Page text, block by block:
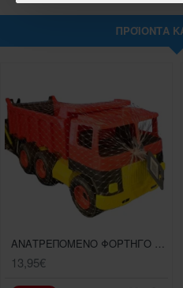
ΠΡΟΪΌΝΤΑ
ΑΝΑΤΡΕΠΟΜΕΝΟ ΦΟΡΤΗΓΟ ΠΛΑΣΤΙΚΟ
13,95€